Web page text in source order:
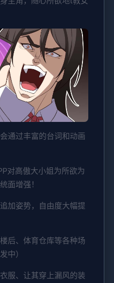
通过丰富的台词和动画
对高傲大小姐为所欲为
面增强！
加姿势，自由度大幅提
后、体育仓库等各种场
中）
服、让其穿上漏风的装